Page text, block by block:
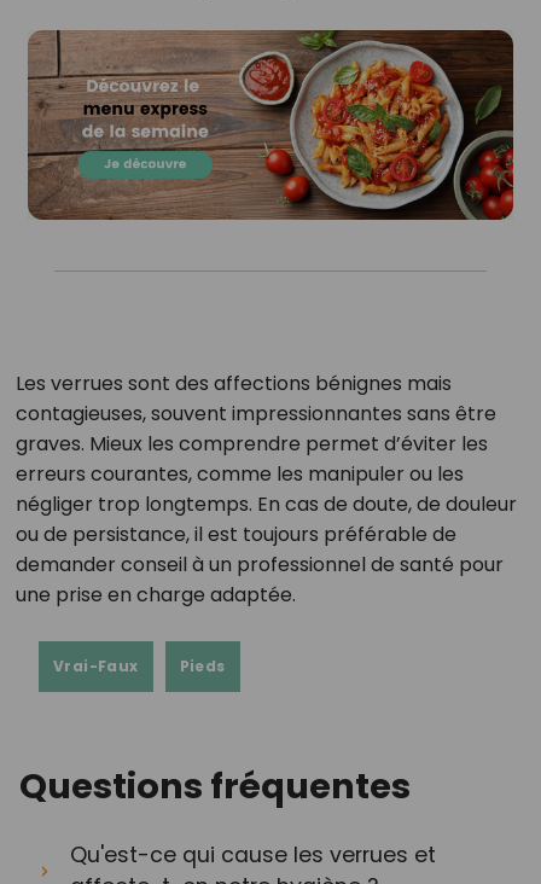
Les verrues sont des affections bénignes mais
contagieuses, souvent impressionnantes sans être
graves. Mieux les comprendre permet d’éviter les
erreurs courantes, comme les manipuler ou les
négliger trop longtemps. En cas de doute, de douleur
ou de persistance, il est toujours préférable de
demander conseil à un professionnel de santé pour
une prise en charge adaptée.
Vrai-Faux Pieds
Questions fréquentes
Qu'est-ce qui cause les verrues et